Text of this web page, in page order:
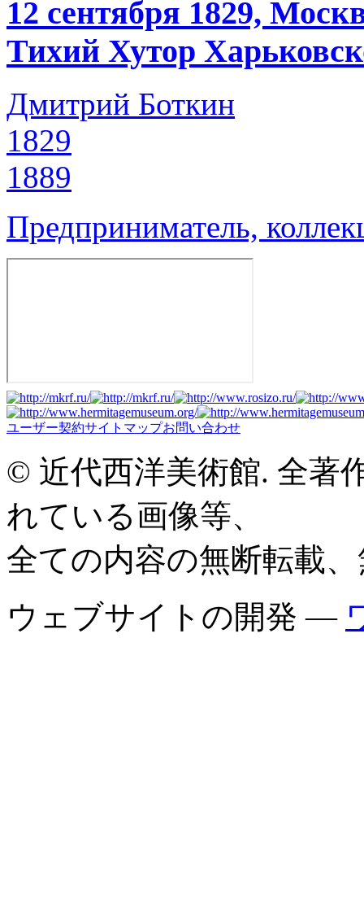
12 сентября 1829,
Тихий Хутор
Дмитрий Боткин
1829
1889
Предприниматель,
ユーザー契約サイトマップお問い合わせ
© 近代西洋美術館. 全著
れている画像等、
全ての内容の無断転載
ウェブサイトの開発 —